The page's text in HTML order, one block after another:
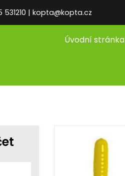
| kopta@kopta.cz
Úvodní stránka